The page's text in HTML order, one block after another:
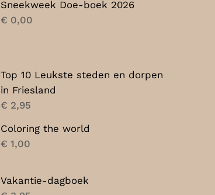
was:
is:
Sneekweek Doe-boek 2026
€ 0,00
Top 10 Leukste steden en dorpen
in Friesland
€ 2,95
Coloring the world
€ 1,00
Vakantie-dagboek